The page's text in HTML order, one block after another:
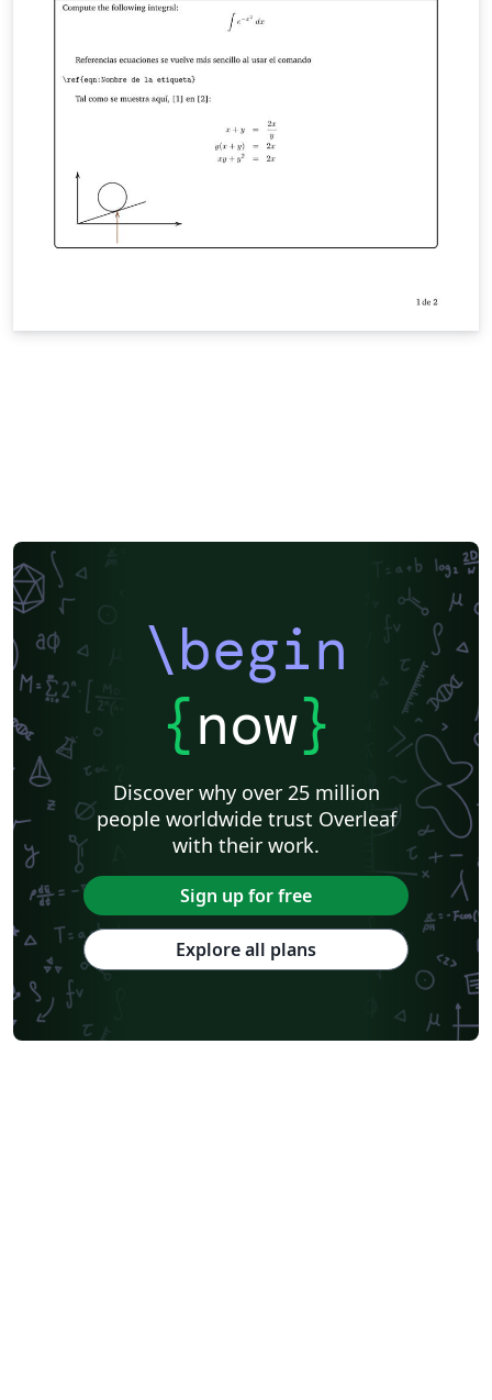
\begin
{now}
Discover why over 25 million
people worldwide trust Overleaf
with their work.
Sign up for free
Explore all plans